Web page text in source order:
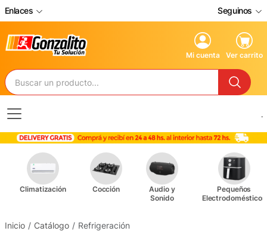
Enlaces Seguinos
Mi cuenta Ver carrito
.
Climatización Cocción
Audio y
Sonido
Pequeños
Electrodomésticos
Inicio Catálogo Refrigeración